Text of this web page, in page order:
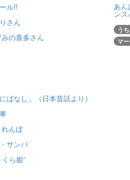
ル!!
さん
の喜多さん
ばなし」（日本昔話より）
んぼ
サンバ
ら姫”
あ
ンス
う
マ